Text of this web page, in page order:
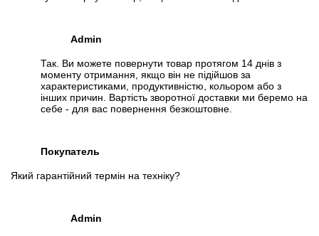
Admin
Так. Ви можете повернути товар протягом 14 днів з
моменту отримання, якщо він не підійшов за
характеристиками, продуктивністю, кольором або з
інших причин. Вартість зворотної доставки ми беремо на
себе - для вас повернення безкоштовне.
Покупатель
Який гарантійний термін на техніку?
Admin